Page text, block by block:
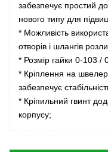
забезпечує простий
нового типу для
* Можливість
отворів і шлангів
* Розмір гайки 0-103 /
* Кріплення на
забезпечує
* Кріпильний гвинт
корпусу;